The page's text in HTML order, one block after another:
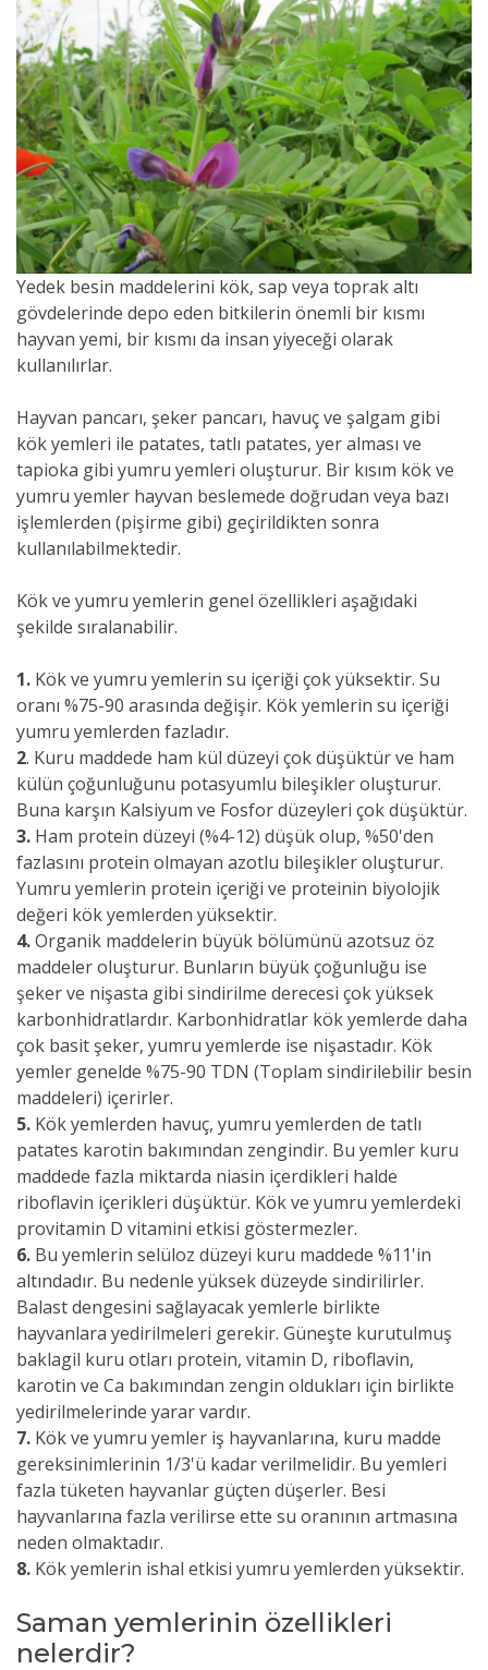
Yedek besin maddelerini kök, sap veya toprak altı
gövdelerinde depo eden bitkilerin önemli bir kısmı
hayvan yemi, bir kısmı da insan yiyeceği olarak
kullanılırlar.
Hayvan pancarı, şeker pancarı, havuç ve şalgam gibi
kök yemleri ile patates, tatlı patates, yer alması ve
tapioka gibi yumru yemleri oluşturur. Bir kısım kök ve
yumru yemler hayvan beslemede doğrudan veya bazı
işlemlerden (pişirme gibi) geçirildikten sonra
kullanılabilmektedir.
Kök ve yumru yemlerin genel özellikleri aşağıdaki
şekilde sıralanabilir.
1. Kök ve yumru yemlerin su içeriği çok yüksektir. Su
oranı %75-90 arasında değişir. Kök yemlerin su içeriği
yumru yemlerden fazladır.
2. Kuru maddede ham kül düzeyi çok düşüktür ve ham
külün çoğunluğunu potasyumlu bileşikler oluşturur.
Buna karşın Kalsiyum ve Fosfor düzeyleri çok düşüktür.
3. Ham protein düzeyi (%4-12) düşük olup, %50'den
fazlasını protein olmayan azotlu bileşikler oluşturur.
Yumru yemlerin protein içeriği ve proteinin biyolojik
değeri kök yemlerden yüksektir.
4.Organik maddelerin büyük bölümünü azotsuz öz
maddeler oluşturur. Bunların büyük çoğunluğu ise
şeker ve nişasta gibi sindirilme derecesi çok yüksek
karbonhidratlardır. Karbonhidratlar kök yemlerde daha
çok basit şeker, yumru yemlerde ise nişastadır. Kök
yemler genelde %75-90 TDN (Toplam sindirilebilir besin
maddeleri) içerirler.
5. Kök yemlerden havuç, yumru yemlerden de tatlı
patates karotin bakımından zengindir. Bu yemler kuru
maddede fazla miktarda niasin içerdikleri halde
riboflavin içerikleri düşüktür. Kök ve yumru yemlerdeki
provitamin D vitamini etkisi göstermezler.
6. Bu yemlerin selüloz düzeyi kuru maddede %11'in
altındadır. Bu nedenle yüksek düzeyde sindirilirler.
Balast dengesini sağlayacak yemlerle birlikte
hayvanlara yedirilmeleri gerekir. Güneşte kurutulmuş
baklagil kuru otları protein, vitamin D, riboflavin,
karotin ve Ca bakımından zengin oldukları için birlikte
yedirilmelerinde yarar vardır.
7. Kök ve yumru yemler iş hayvanlarına, kuru madde
gereksinimlerinin 1/3'ü kadar verilmelidir. Bu yemleri
fazla tüketen hayvanlar güçten düşerler. Besi
hayvanlarına fazla verilirse ette su oranının artmasına
neden olmaktadır.
8. Kök yemlerin ishal etkisi yumru yemlerden yüksektir.
Saman yemlerinin özellikleri
nelerdir?